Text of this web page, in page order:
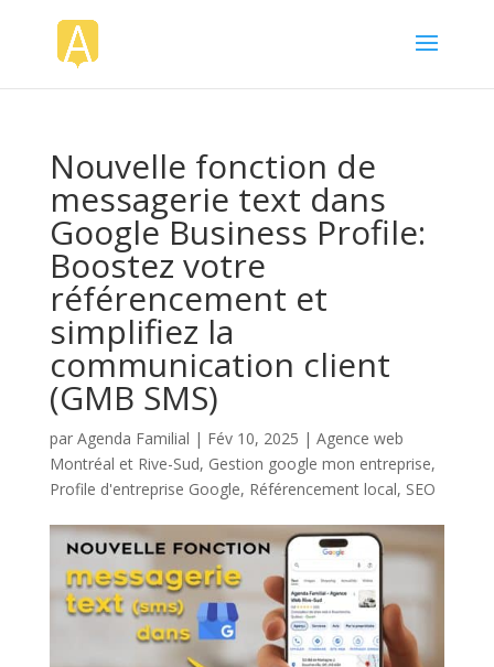
Nouvelle fonction de
messagerie text dans
Google Business Profile:
Boostez votre
référencement et
simplifiez la
communication client
(GMB SMS)
par Agenda Familial | Fév 10, 2025 | Agence web
Montréal et Rive-Sud, Gestion google mon entreprise,
Profile d'entreprise Google, Référencement local, SEO